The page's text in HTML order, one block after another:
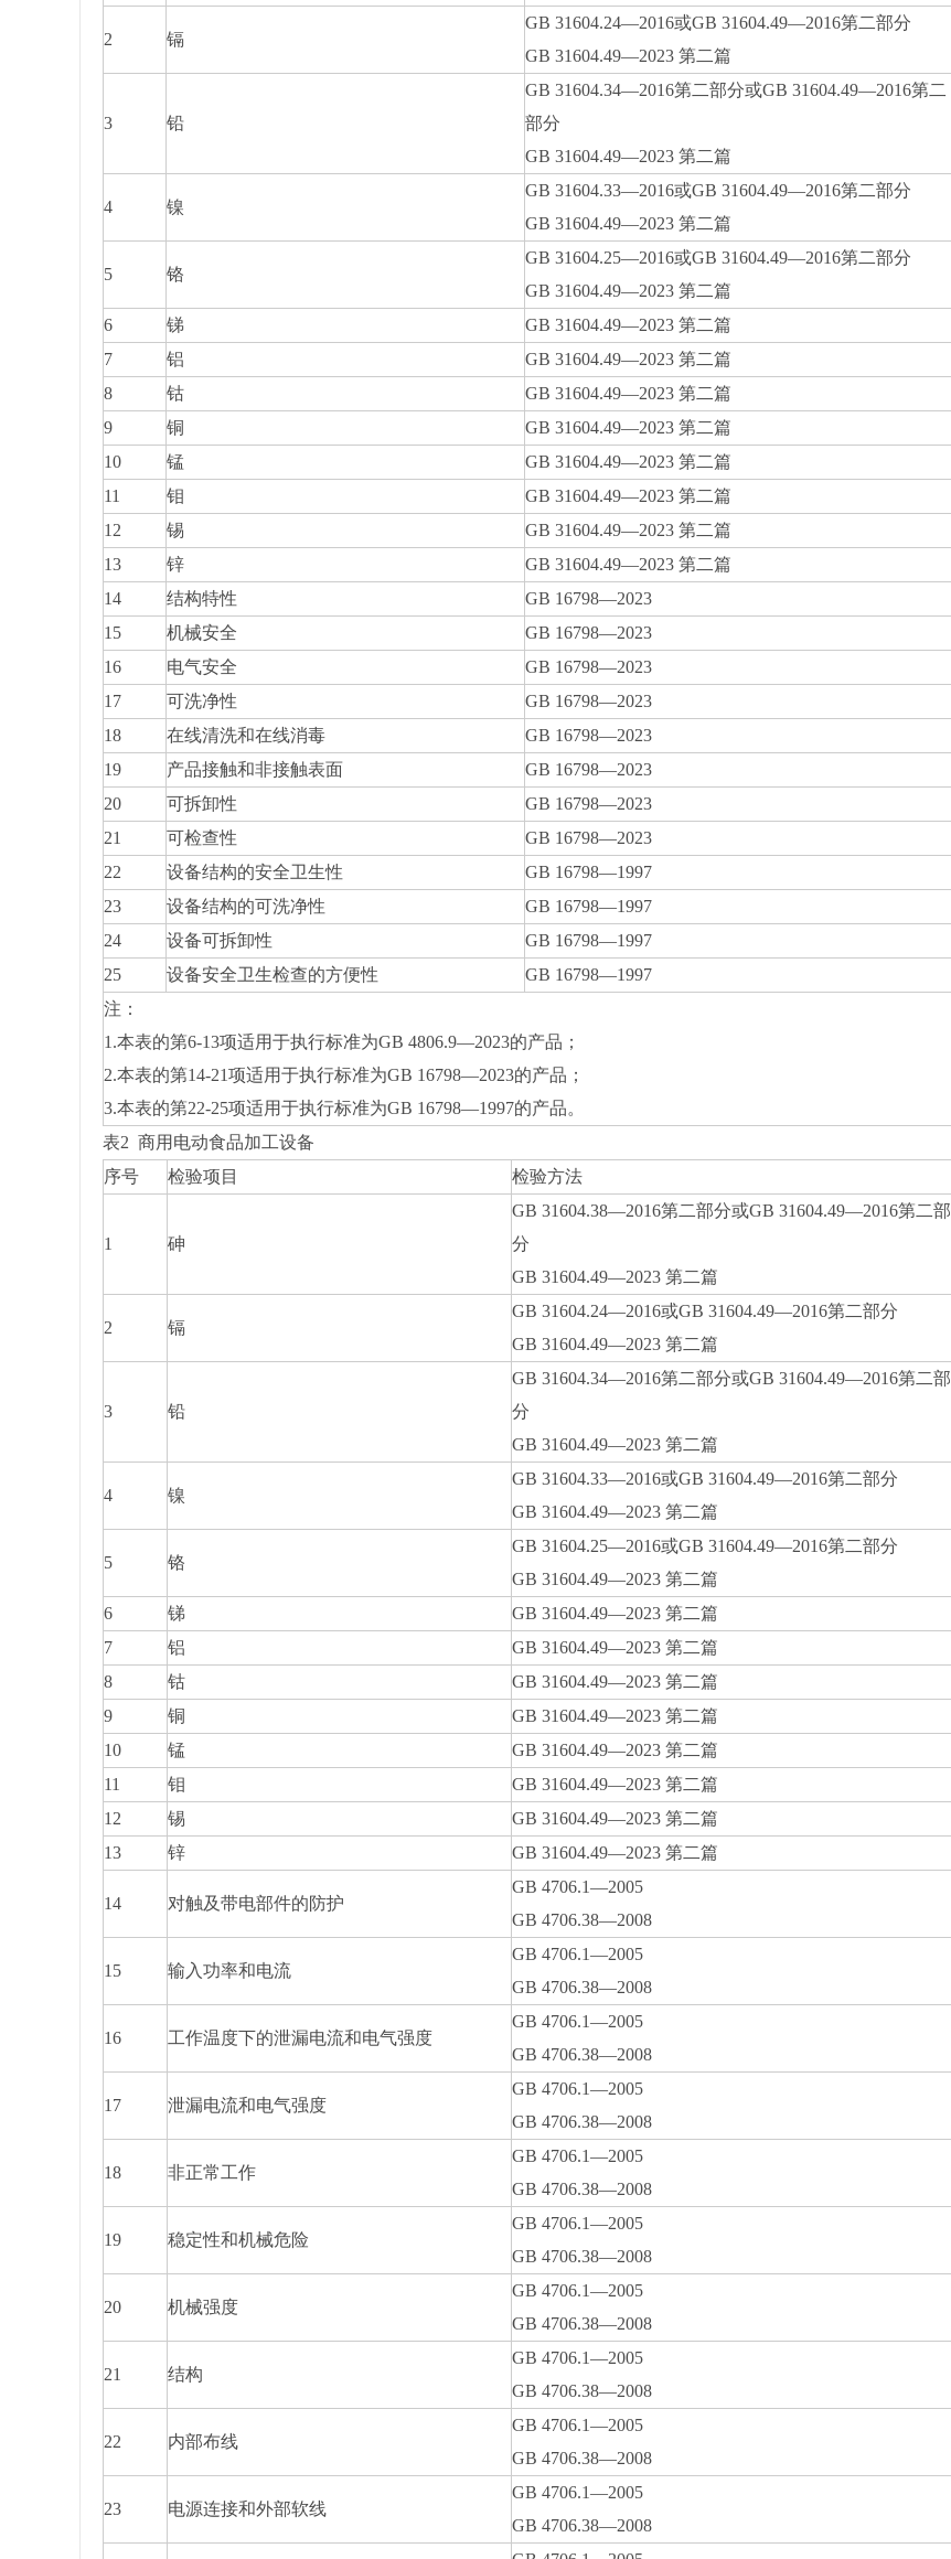
2 镉
GB 31604.24—2016或GB 31604.49—2016第二部分
GB 31604.49—2023 第二篇
3 铅
GB 31604.34—2016第二部分或GB 31604.49—2016第二
部分
GB 31604.49—2023 第二篇
4 镍
GB 31604.33—2016或GB 31604.49—2016第二部分
GB 31604.49—2023 第二篇
5 铬
GB 31604.25—2016或GB 31604.49—2016第二部分
GB 31604.49—2023 第二篇
6
锑
GB 31604.49—2023 第二篇
7
铝
GB 31604.49—2023 第二篇
8
钴
GB 31604.49—2023 第二篇
9
铜
GB 31604.49—2023 第二篇
10
锰
GB 31604.49—2023 第二篇
11
钼
GB 31604.49—2023 第二篇
12
锡
GB 31604.49—2023 第二篇
13
锌
GB 31604.49—2023 第二篇
14
结构特性
GB 16798—2023
15
机械安全
GB 16798—2023
16
电气安全
GB 16798—2023
17
可洗净性
GB 16798—2023
18
在线清洗和在线消毒
GB 16798—2023
19
产品接触和非接触表面
GB 16798—2023
20
可拆卸性
GB 16798—2023
21
可检查性
GB 16798—2023
22
设备结构的安全卫生性
GB 16798—1997
23
设备结构的可洗净性
GB 16798—1997
24
设备可拆卸性
GB 16798—1997
25
设备安全卫生检查的方便性
GB 16798—1997
注：
1.本表的第6-13项适用于执行标准为GB 4806.9—2023的产品；
2.本表的第14-21项适用于执行标准为GB 16798—2023的产品；
3.本表的第22-25项适用于执行标准为GB 16798—1997的产品。
表2 商用电动食品加工设备
序号
检验项目 检验方法
1 砷
GB 31604.38—2016第二部分或GB 31604.49—2016第二部
分
GB 31604.49—2023 第二篇
2 镉
GB 31604.24—2016或GB 31604.49—2016第二部分
GB 31604.49—2023 第二篇
3 铅
GB 31604.34—2016第二部分或GB 31604.49—2016第二部
分
GB 31604.49—2023 第二篇
4 镍
GB 31604.33—2016或GB 31604.49—2016第二部分
GB 31604.49—2023 第二篇
5 铬
GB 31604.25—2016或GB 31604.49—2016第二部分
GB 31604.49—2023 第二篇
6
锑
GB 31604.49—2023 第二篇
7
铝
GB 31604.49—2023 第二篇
8
钴
GB 31604.49—2023 第二篇
9
铜
GB 31604.49—2023 第二篇
10
锰
GB 31604.49—2023 第二篇
11
钼
GB 31604.49—2023 第二篇
12
锡
GB 31604.49—2023 第二篇
13
锌 GB 31604.49—2023 第二篇
14 对触及带电部件的防护
GB 4706.1—2005
GB 4706.38—2008
15 输入功率和电流
GB 4706.1—2005
GB 4706.38—2008
16 工作温度下的泄漏电流和电气强度
GB 4706.1—2005
GB 4706.38—2008
17 泄漏电流和电气强度
GB 4706.1—2005
GB 4706.38—2008
18 非正常工作
GB 4706.1—2005
GB 4706.38—2008
19 稳定性和机械危险
GB 4706.1—2005
GB 4706.38—2008
20 机械强度
GB 4706.1—2005
GB 4706.38—2008
21 结构
GB 4706.1—2005
GB 4706.38—2008
22 内部布线
GB 4706.1—2005
GB 4706.38—2008
23 电源连接和外部软线
GB 4706.1—2005
GB 4706.38—2008